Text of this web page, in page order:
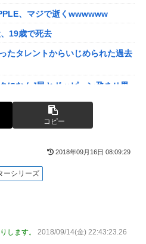
理」→企業、ついに制度を変え始
端、女性社員を無視＆最低の性的
で告発した結果、部署解体＆異動
ｗｗ←人として最低限の倫理観す
れた→「Netflixですが…？」と返し
走…20代にもなって群れてイキっ
話をかけてくるトメ！声優学校で
い電話ループ⇒極道になりすまし
スキルの無駄遣いが最高すぎる
、マジで逝くwwwwww
19歳で死去
たタレントからいじめられた過去
になんJ民とドッピュン孕ませ男
ワイの嫁、全ての対応を間違えて
ゃん笑」男子「うるさい//」女子
生足、横乳 バレーレポート！！
コピー
2018年09月16日 08:09:29
ーシリーズ
します。
2018/09/14(金) 22:43:23.26